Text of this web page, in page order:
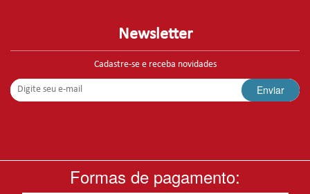
Newsletter
Cadastre-se e receba novidades
Enviar
Formas de pagamento: